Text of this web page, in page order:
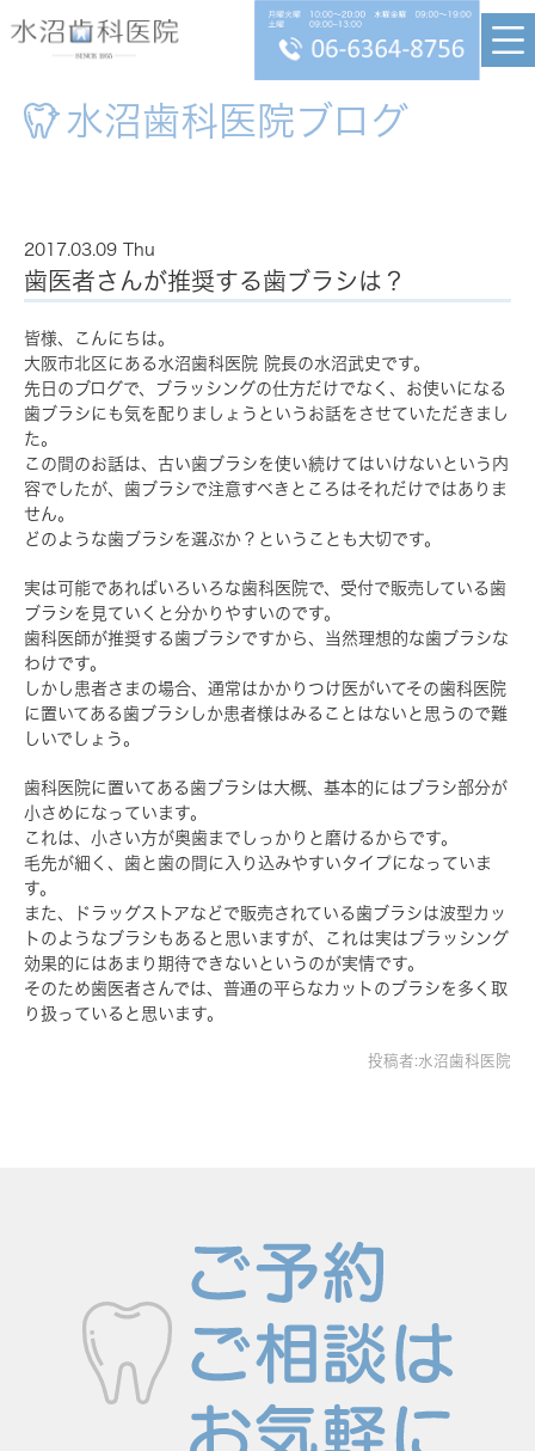
水沼歯科医院ブログ
2017.03.09 Thu
歯医者さんが推奨する歯ブラシは？
皆様、こんにちは。
大阪市北区にある水沼歯科医院 院長の水沼武史です。
先日のブログで、ブラッシングの仕方だけでなく、お使いになる
歯ブラシにも気を配りましょうというお話をさせていただきまし
た。
この間のお話は、古い歯ブラシを使い続けてはいけないという内
容でしたが、歯ブラシで注意すべきところはそれだけではありま
せん。
どのような歯ブラシを選ぶか？ということも大切です。
実は可能であればいろいろな歯科医院で、受付で販売している歯
ブラシを見ていくと分かりやすいのです。
歯科医師が推奨する歯ブラシですから、当然理想的な歯ブラシな
わけです。
しかし患者さまの場合、通常はかかりつけ医がいてその歯科医院
に置いてある歯ブラシしか患者様はみることはないと思うので難
しいでしょう。
歯科医院に置いてある歯ブラシは大概、基本的にはブラシ部分が
小さめになっています。
これは、小さい方が奥歯までしっかりと磨けるからです。
毛先が細く、歯と歯の間に入り込みやすいタイプになっていま
す。
また、ドラッグストアなどで販売されている歯ブラシは波型カッ
トのようなブラシもあると思いますが、これは実はブラッシング
効果的にはあまり期待できないというのが実情です。
そのため歯医者さんでは、普通の平らなカットのブラシを多く取
り扱っていると思います。
投稿者:水沼歯科医院